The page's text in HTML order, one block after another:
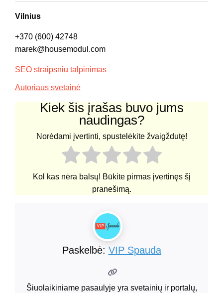
Vilnius
+370 (600) 42748
marek@housemodul.com
SEO straipsniu talpinimas
Autoriaus svetainė
Kiek šis įrašas buvo jums
naudingas?
Norėdami įvertinti, spustelėkite žvaigždutę!
Kol kas nėra balsų! Būkite pirmas įvertinęs šį
pranešimą.
Paskelbė: VIP Spauda
Šiuolaikiniame pasaulyje yra svetainių ir portalų,